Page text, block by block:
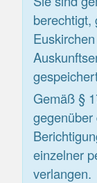
berechtigt,
Gemäß §
gegenüber
einzelner
verlangen.